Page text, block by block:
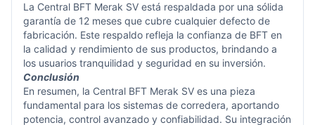
La Central BFT Merak SV está respaldada por una sólida
garantía de 12 meses que cubre cualquier defecto de
fabricación. Este respaldo refleja la confianza de BFT en
la calidad y rendimiento de sus productos, brindando a
los usuarios tranquilidad y seguridad en su inversión.
Conclusión
En resumen, la Central BFT Merak SV es una pieza
fundamental para los sistemas de corredera, aportando
potencia, control avanzado y confiabilidad. Su integración